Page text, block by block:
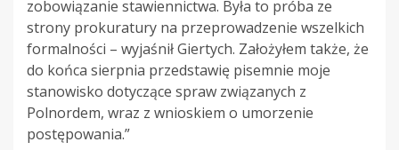
zobowiązanie stawiennictwa. Była to próba ze
strony prokuratury na przeprowadzenie wszelkich
formalności – wyjaśnił Giertych. Założyłem także, że
do końca sierpnia przedstawię pisemnie moje
stanowisko dotyczące spraw związanych z
Polnordem, wraz z wnioskiem o umorzenie
postępowania.”